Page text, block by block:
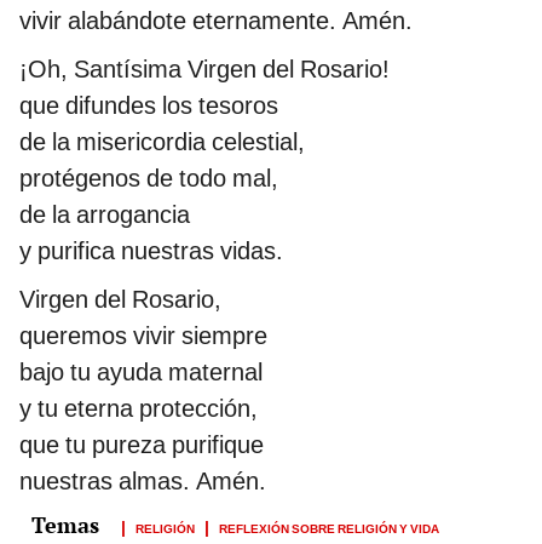
vivir alabándote eternamente. Amén.
¡Oh, Santísima Virgen del Rosario!
que difundes los tesoros
de la misericordia celestial,
protégenos de todo mal,
de la arrogancia
y purifica nuestras vidas.
Virgen del Rosario,
queremos vivir siempre
bajo tu ayuda maternal
y tu eterna protección,
que tu pureza purifique
nuestras almas. Amén.
RELIGIÓN REFLEXIÓN SOBRE RELIGIÓN Y VIDA